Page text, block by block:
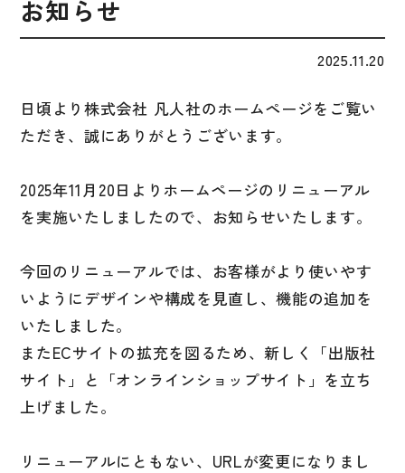
よくあるご質問
教科書採用について
書籍の内容について
著作権について
原稿・企画の持ち込みについて
正誤表
その他の質問
わたしたちについて
短期滞在者向け
留学生向け専門分野
子ども向け
文法
発音・聴解
作文
会話
語彙・表現
表記（かな・漢字）
練習問題
お知らせ
2025.11.20
日頃より株式会社 凡人社のホームページをご覧い
ただき、誠にありがとうございます。
2025年11月20日よりホームページのリニューアル
を実施いたしましたので、お知らせいたします。
今回のリニューアルでは、お客様がより使いやす
いようにデザインや構成を見直し、機能の追加を
いたしました。
またECサイトの拡充を図るため、新しく「出版社
サイト」と「オンラインショップサイト」を立ち
上げました。
リニューアルにともない、URLが変更になりまし